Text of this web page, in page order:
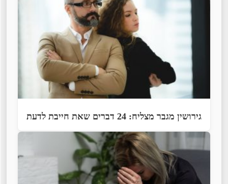
גירושין מגבר מצליח: 24 דברים שאת חייבת לדעת